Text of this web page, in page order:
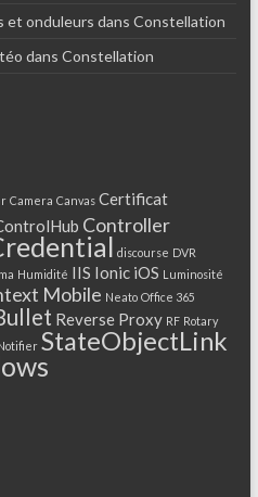
onduleurs dans Constellation
dans Constellation
Camera Canvas Certificat
Controller
discourse DVR
Humidité IIS Ionic iOS Luminosité
Mobile Neato Office 365
Reverse Proxy RF Rotary
StateObjectLink